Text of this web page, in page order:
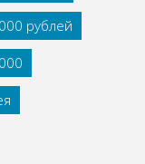
рублей